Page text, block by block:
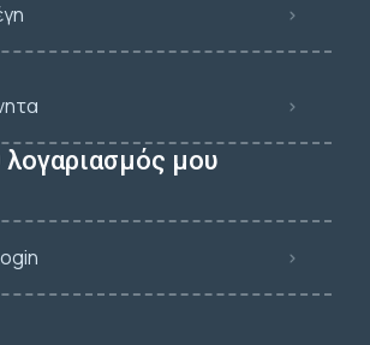
λογαριασμός μου